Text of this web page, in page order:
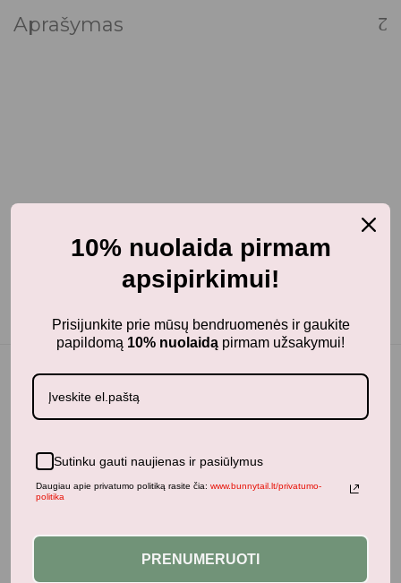
Aprašymas
Papildoma informacija
Neseniai žiūrėti produktai
10% nuolaida pirmam
apsipirkimui!
Prisijunkite prie mūsų bendruomenės ir gaukite
papildomą 10% nuolaidą pirmam užsakymui!
Sutinku gauti naujienas ir pasiūlymus
Daugiau apie privatumo politiką rasite čia: www.bunnytail.lt/privatumo-
politika
PRENUMERUOTI